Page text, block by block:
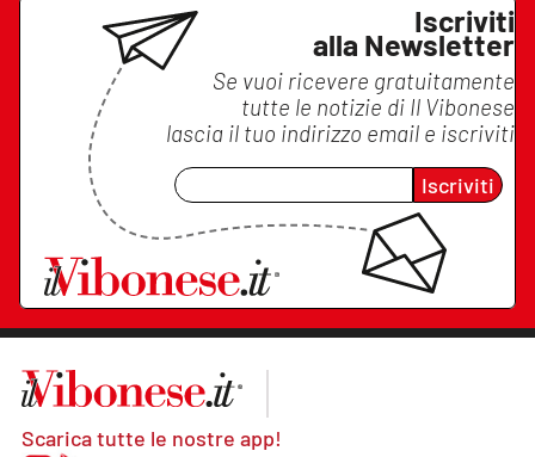
Iscriviti
alla Newsletter
Se vuoi ricevere gratuitamente
tutte le notizie di Il Vibonese
lascia il tuo indirizzo email e iscriviti
Iscriviti
Scarica tutte le nostre app!